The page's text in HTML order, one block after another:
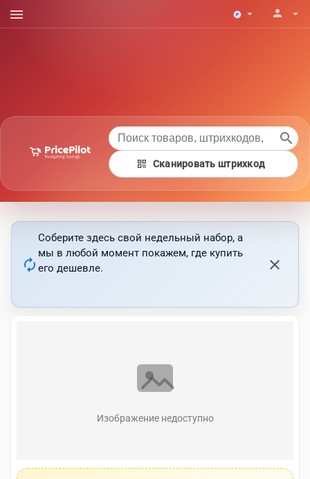
menu arrow_drop_down person arrow_drop_down
search
qr_code Сканировать штрихкод
autorenew
Соберите здесь свой недельный набор, а
мы в любой момент покажем, где купить
его дешевле.
close
Изображение недоступно